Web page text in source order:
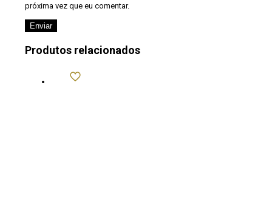
próxima vez que eu comentar.
Produtos relacionados